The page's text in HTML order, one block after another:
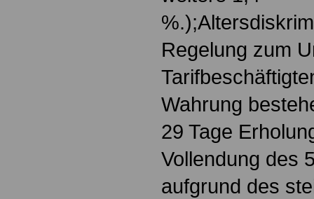
Regelung zum
Wahrung
29 Tage
Vollendung des
aufgrund des